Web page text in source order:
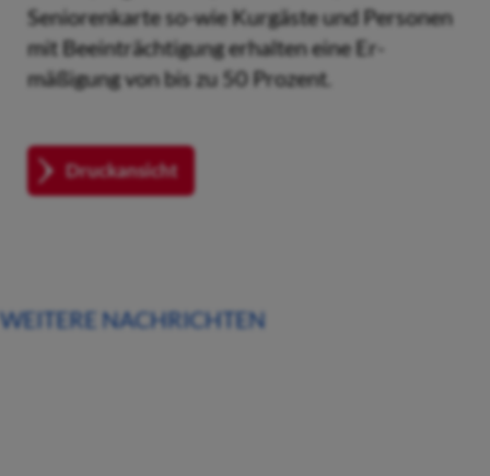
Seniorenkarte so-wie Kurgäste und Personen
mit Beeinträchtigung erhalten eine Er-
mäßigung von bis zu 50 Prozent.
Druckansicht
WEITERE NACHRICHTEN